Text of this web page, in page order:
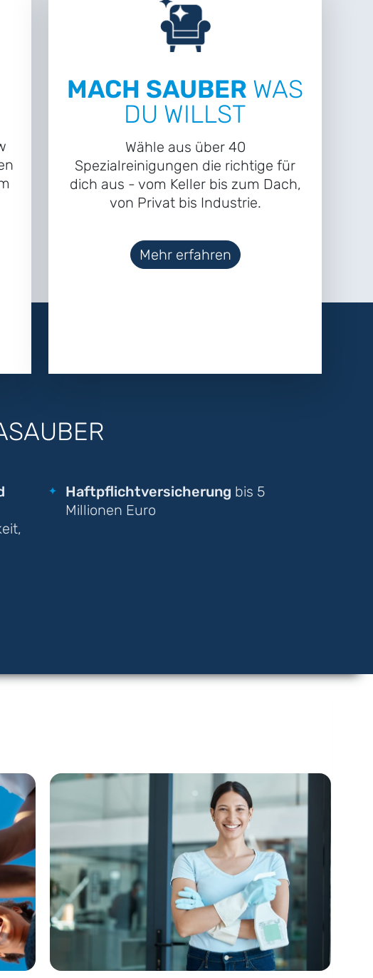
MACH SAUBER WAS
DU WILLST
Wähle aus über 40
Spezialreinigungen die richtige für
dich aus - vom Keller bis zum Dach,
von Privat bis Industrie.
Mehr erfahren
Haftpflichtversicherung bis 5
Millionen Euro